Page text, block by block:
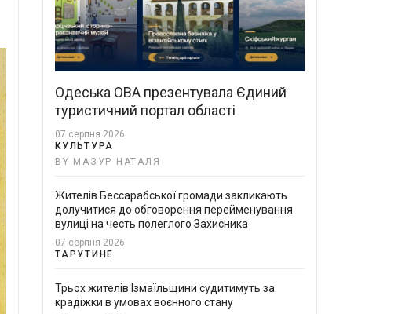
Одеська ОВА презентувала Єдиний
туристичний портал області
07 серпня 2026
КУЛЬТУРА
BY МАЗУР НАТАЛЯ
Жителів Бессарабської громади закликають
долучитися до обговорення перейменування
вулиці на честь полеглого Захисника
07 серпня 2026
ТАРУТИНЕ
Трьох жителів Ізмаїльщини судитимуть за
крадіжки в умовах воєнного стану